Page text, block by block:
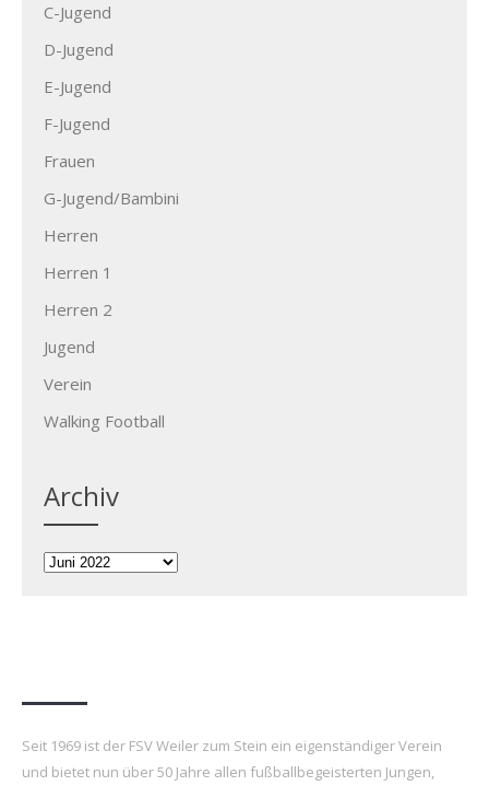
C-Jugend
D-Jugend
E-Jugend
F-Jugend
Frauen
G-Jugend/Bambini
Herren
Herren 1
Herren 2
Jugend
Verein
Walking Football
Archiv
Archiv
Seit 1969 ist der FSV Weiler zum Stein ein eigenständiger Verein
und bietet nun über 50 Jahre allen fußballbegeisterten Jungen,